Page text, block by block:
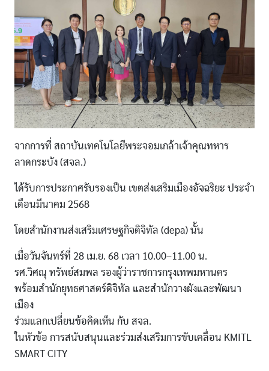
จากการที่ สถาบันเทคโนโลยีพระจอมเกล้าเจ้าคุณทหาร
ลาดกระบัง (สจล.)
ได้รับการประกาศรับรองเป็น เขตส่งเสริมเมืองอัจฉริยะ ประจำ
เดือนมีนาคม 2568
โดยสำนักงานส่งเสริมเศรษฐกิจดิจิทัล (depa) นั้น
เมื่อวันจันทร์ที่ 28 เม.ย. 68 เวลา 10.00–11.00 น.
รศ.วิศณุ ทรัพย์สมพล รองผู้ว่าราชการกรุงเทพมหานคร
พร้อมสำนักยุทธศาสตร์ดิจิทัล และสำนักวางผังและพัฒนา
เมือง
ร่วมแลกเปลี่ยนข้อคิดเห็น กับ สจล.
ในหัวข้อ การสนับสนุนและร่วมส่งเสริมการขับเคลื่อน KMITL
SMART CITY